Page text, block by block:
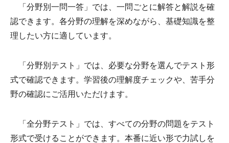
「分野別一問一答」では、一問ごとに解答と解説を確
認できます。各分野の理解を深めながら、基礎知識を整
理したい方に適しています。
「分野別テスト」では、必要な分野を選んでテスト形
式で確認できます。学習後の理解度チェックや、苦手分
野の確認にご活用いただけます。
「全分野テスト」では、すべての分野の問題をテスト
形式で受けることができます。本番に近い形で力試しを